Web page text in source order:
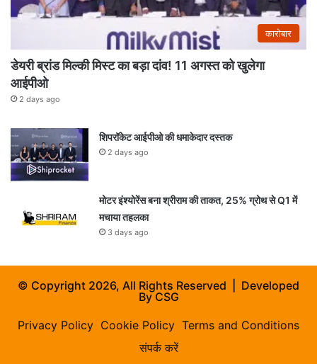
कारोबार
डेयरी ब्रांड मिल्की मिस्ट का बड़ा दांव! 11 अगस्त को खुलेगा
आईपीओ
2 days ago
शिपरॉकेट आईपीओ की धमाकेदार दस्तक
2 days ago
मोटर इंश्योरेंस बना श्रीराम की ताकत, 25% ग्रोथ से Q1 में
मचाया तहलका
3 days ago
© Copyright 2026, All Rights Reserved | Developed
ByCSG
Privacy Policy Cookie Policy Terms and Conditions
संपर्क करें